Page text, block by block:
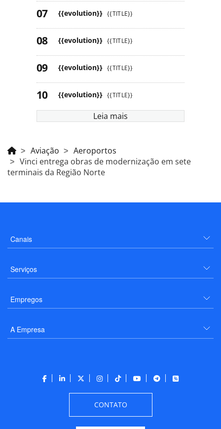
{{evolution}} {{TITLE}}
{{evolution}} {{TITLE}}
{{evolution}} {{TITLE}}
{{evolution}} {{TITLE}}
Leia mais
Aviação
Aeroportos
Vinci entrega obras de modernização em sete
terminais da Região Norte
Canais
Serviços
Empregos
A Empresa
CONTATO